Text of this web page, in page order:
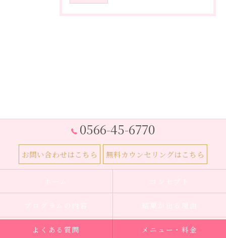
0566-45-6770
お問い合わせはこちら 無料カウンセリングはこちら
よくある質問 メニュー・料金